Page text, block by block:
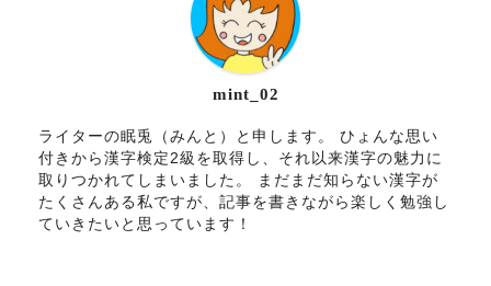
mint_02
ライターの眠兎（みんと）と申します。 ひょんな思い
付きから漢字検定2級を取得し、それ以来漢字の魅力に
取りつかれてしまいました。 まだまだ知らない漢字が
たくさんある私ですが、記事を書きながら楽しく勉強し
ていきたいと思っています！